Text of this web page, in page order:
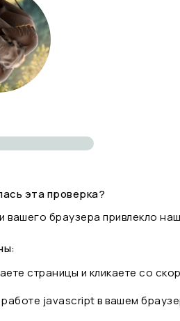
эта проверка?
вашего браузера привлекло
страницы и кликаете со
javascript в вашем